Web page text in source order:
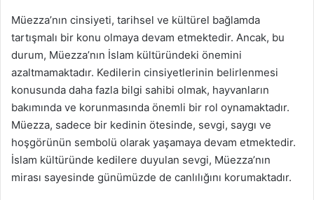
Müezza’nın cinsiyeti, tarihsel ve kültürel bağlamda
tartışmalı bir konu olmaya devam etmektedir. Ancak, bu
durum, Müezza’nın İslam kültüründeki önemini
azaltmamaktadır. Kedilerin cinsiyetlerinin belirlenmesi
konusunda daha fazla bilgi sahibi olmak, hayvanların
bakımında ve korunmasında önemli bir rol oynamaktadır.
Müezza, sadece bir kedinin ötesinde, sevgi, saygı ve
hoşgörünün sembolü olarak yaşamaya devam etmektedir.
İslam kültüründe kedilere duyulan sevgi, Müezza’nın
mirası sayesinde günümüzde de canlılığını korumaktadır.